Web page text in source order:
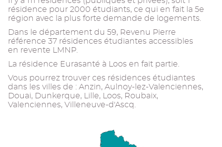
résidence pour 2000 étudiants, ce qui en fait la 5e
région avec la plus forte demande de logements.
Dans le département du 59, Revenu Pierre
référence 37 résidences étudiantes accessibles
en revente LMNP.
La résidence Eurasanté à Loos en fait partie.
Vous pourrez trouver ces résidences étudiantes
dans les villes de : Anzin, Aulnoy-lez-Valenciennes,
Douai, Dunkerque, Lille, Loos, Roubaix,
Valenciennes, Villeneuve-d'Ascq.